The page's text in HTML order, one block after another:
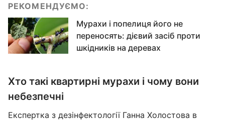
РЕКОМЕНДУЄМО:
Мурахи і попелиця його не
переносять: дієвий засіб проти
шкідників на деревах
Хто такі квартирні мурахи і чому вони
небезпечні
Експертка з дезінфектології Ганна Холостова в